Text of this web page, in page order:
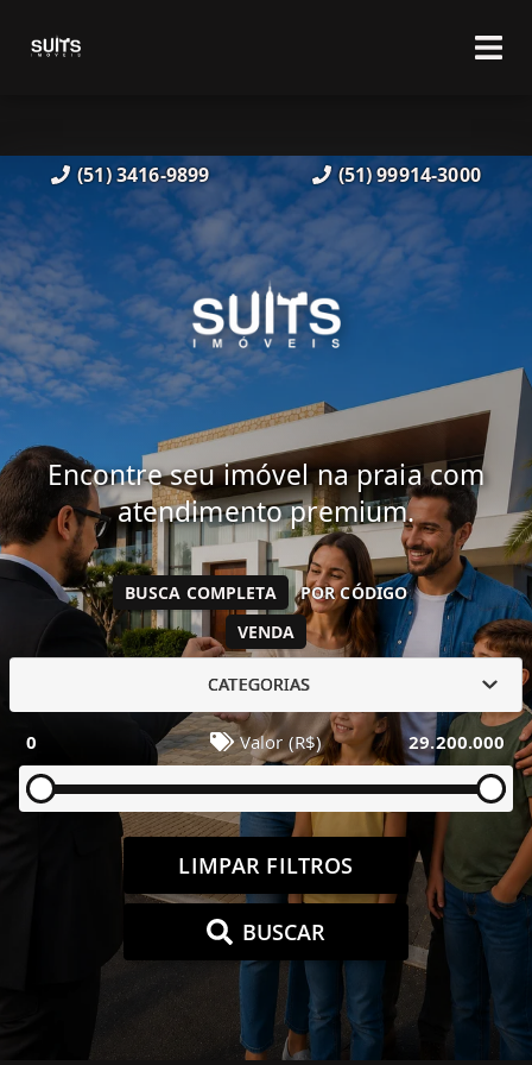
(51) 3416-9899 (51) 99914-3000
Encontre seu imóvel na praia com
atendimento premium.
VENDA
BUSCA COMPLETA POR CÓDIGO
CATEGORIAS
0 Valor (R$) 29.200.000
LIMPAR FILTROS
BUSCAR